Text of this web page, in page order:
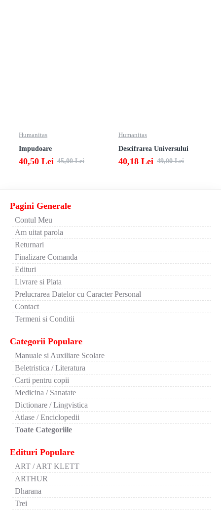
Humanitas
Impudoare
40,50 Lei 45,00 Lei
Humanitas
Descifrarea Universului
40,18 Lei 49,00 Lei
Pagini Generale
Contul Meu
Am uitat parola
Returnari
Finalizare Comanda
Edituri
Livrare si Plata
Prelucrarea Datelor cu Caracter Personal
Contact
Termeni si Conditii
Categorii Populare
Manuale si Auxiliare Scolare
Beletristica / Literatura
Carti pentru copii
Medicina / Sanatate
Dictionare / Lingvistica
Atlase / Enciclopedii
Toate Categoriile
Edituri Populare
ART / ART KLETT
ARTHUR
Dharana
Trei